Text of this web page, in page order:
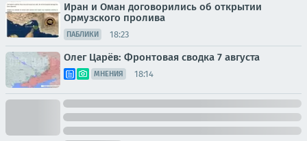
Иран и Оман договорились об открытии
Ормузского пролива
ПАБЛИКИ 18:23
Олег Царёв: Фронтовая сводка 7 августа
МНЕНИЯ 18:14